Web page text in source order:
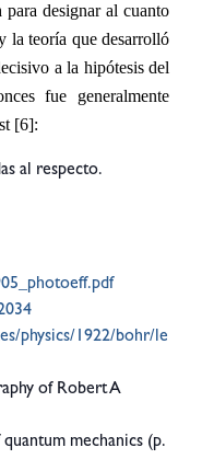
para designar al cuanto
la teoría que desarrolló
a la hipótesis del
fue generalmente
[6]:
al respecto.
physics/1922/bohr/le
of Robert A
mechanics (p.